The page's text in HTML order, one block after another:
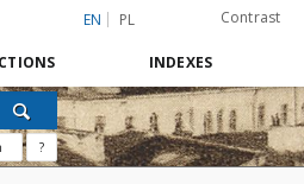
EN PL Contrast
INDEXES
?